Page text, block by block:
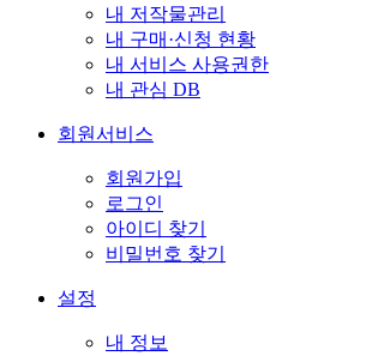
내 저작물관리
내 구매·신청 현황
내 서비스 사용권한
내 관심 DB
회원서비스
회원가입
로그인
아이디 찾기
비밀번호 찾기
설정
내 정보